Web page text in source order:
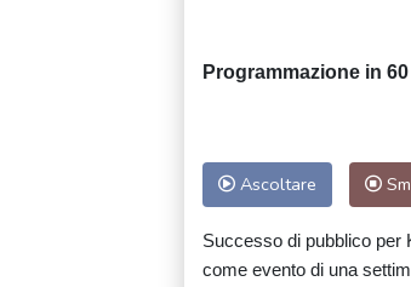
Programmazione in
Ascoltare
Successo di pubblico per
come evento di una